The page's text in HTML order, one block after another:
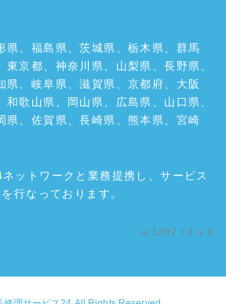
県、福島県、茨城県、栃木県、群馬
東京都、神奈川県、山梨県、長野県、
県、岐阜県、滋賀県、京都府、大阪
和歌山県、岡山県、広島県、山口県、
県、佐賀県、長崎県、熊本県、宮崎
ットワークと業務提携し、サービス
行なっております。
a:1397 t:1 y:0